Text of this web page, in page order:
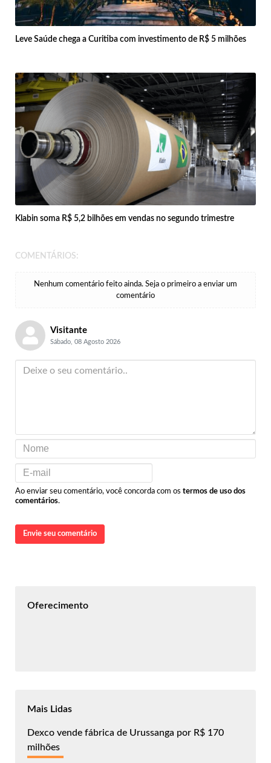
Leve Saúde chega a Curitiba com investimento de R$ 5 milhões
Klabin soma R$ 5,2 bilhões em vendas no segundo trimestre
COMENTÁRIOS:
Nenhum comentário feito ainda. Seja o primeiro a enviar um
comentário
Visitante
Sábado, 08 Agosto 2026
Ao enviar seu comentário, você concorda com os termos de uso dos
comentários.
Envie seu comentário
Oferecimento
Mais Lidas
Dexco vende fábrica de Urussanga por R$ 170
milhões